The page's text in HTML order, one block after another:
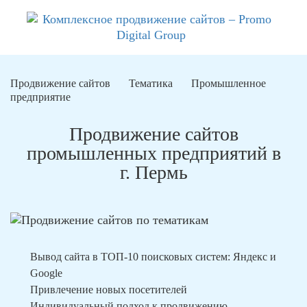
Продвижение сайтов Тематика
Промышленное
предприятие
Продвижение сайтов
промышленных предприятий в
г. Пермь
Вывод сайта в ТОП-10 поисковых систем: Яндекс и
Google
Привлечение новых посетителей